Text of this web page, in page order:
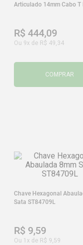
Articulado 14mm Cabo T
R$ 444,09
Ou 9x de R$ 49,34
COMPRAR
Chave Hexagonal
Sata ST84709L
R$ 9,59
Ou 1 x de R$ 9,59